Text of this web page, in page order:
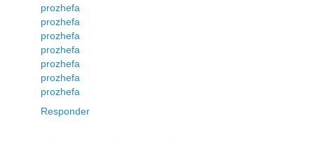
prozhefa
prozhefa
prozhefa
prozhefa
prozhefa
prozhefa
prozhefa
Responder